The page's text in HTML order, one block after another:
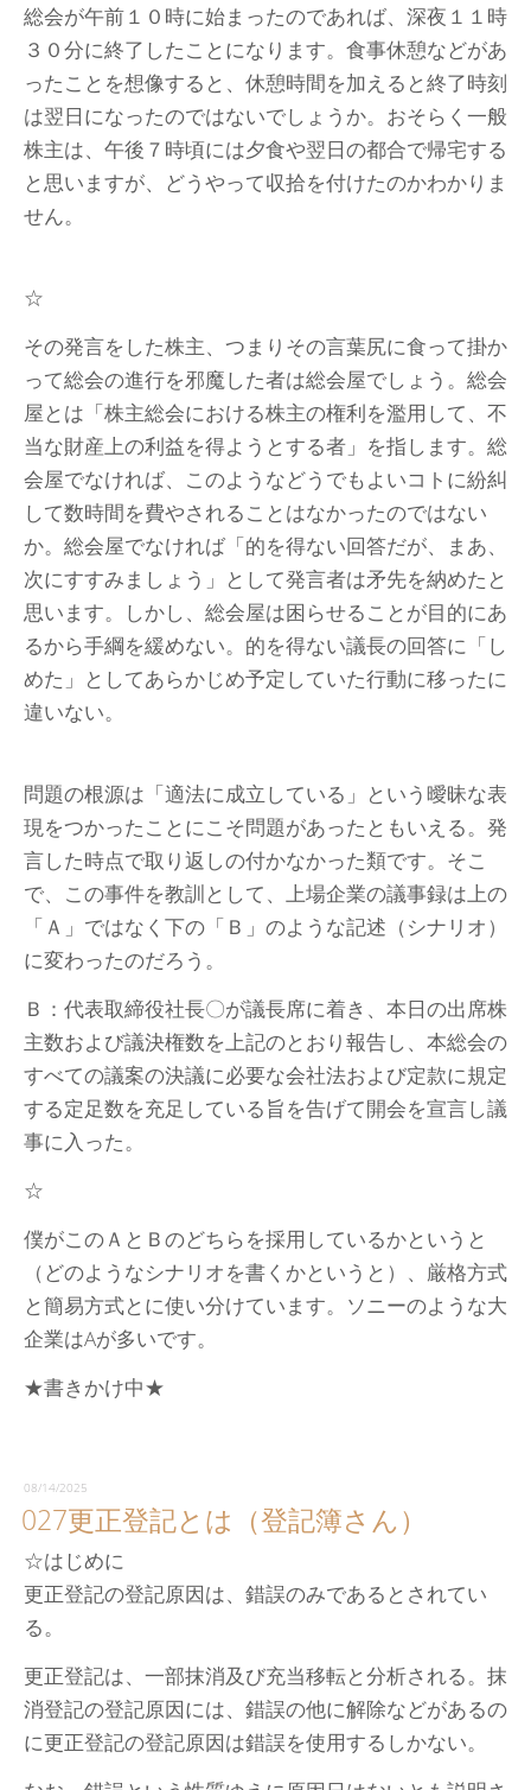
総会が午前１０時に始まったのであれば、深夜１１時
３０分に終了したことになります。食事休憩などがあ
ったことを想像すると、休憩時間を加えると終了時刻
は翌日になったのではないでしょうか。おそらく一般
株主は、午後７時頃には夕食や翌日の都合で帰宅する
と思いますが、どうやって収拾を付けたのかわかりま
せん。
☆
その発言をした株主、つまりその言葉尻に食って掛か
って総会の進行を邪魔した者は総会屋でしょう。総会
屋とは「株主総会における株主の権利を濫用して、不
当な財産上の利益を得ようとする者」を指します。総
会屋でなければ、このようなどうでもよいコトに紛糾
して数時間を費やされることはなかったのではない
か。総会屋でなければ「的を得ない回答だが、まあ、
次にすすみましょう」として発言者は矛先を納めたと
思います。しかし、総会屋は困らせることが目的にあ
るから手綱を緩めない。的を得ない議長の回答に「し
めた」としてあらかじめ予定していた行動に移ったに
違いない。
問題の根源は「適法に成立している」という曖昧な表
現をつかったことにこそ問題があったともいえる。発
言した時点で取り返しの付かなかった類です。そこ
で、この事件を教訓として、上場企業の議事録は上の
「Ａ」ではなく下の「Ｂ」のような記述（シナリオ）
に変わったのだろう。
Ｂ：代表取締役社長〇が議長席に着き、本日の出席株
主数および議決権数を上記のとおり報告し、本総会の
すべての議案の決議に必要な会社法および定款に規定
する定足数を充足している旨を告げて開会を宣言し議
事に入った。
☆
僕がこのＡとＢのどちらを採用しているかというと
（どのようなシナリオを書くかというと）、厳格方式
と簡易方式とに使い分けています。ソニーのような大
企業はAが多いです。
★書きかけ中★
08/14/2025
027更正登記とは（登記簿さん）
☆はじめに
更正登記の登記原因は、錯誤のみであるとされてい
る。
更正登記は、一部抹消及び充当移転と分析される。抹
消登記の登記原因には、錯誤の他に解除などがあるの
に更正登記の登記原因は錯誤を使用するしかない。